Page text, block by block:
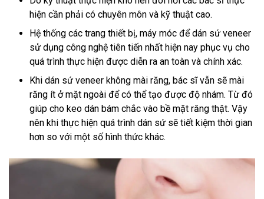
hiện cần phải có chuyên môn và kỹ thuật cao.
Hệ thống các trang thiết bị, máy móc để dán sứ veneer
sử dụng công nghệ tiên tiến nhất hiện nay phục vụ cho
quá trình thực hiện được diễn ra an toàn và chính xác.
Khi dán sứ veneer không mài răng, bác sĩ vẫn sẽ mài
răng ít ở mặt ngoài để có thể tạo được độ nhám. Từ đó
giúp cho keo dán bám chắc vào bề mặt răng thật. Vậy
nên khi thực hiện quá trình dán sứ sẽ tiết kiệm thời gian
hơn so với một số hình thức khác.